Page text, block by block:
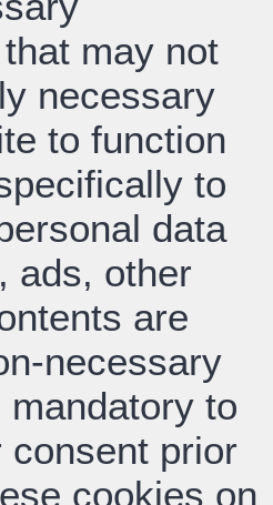
may not
necessary
to function
to
data
ads, other
are
necessary
to
consent prior
cookies on